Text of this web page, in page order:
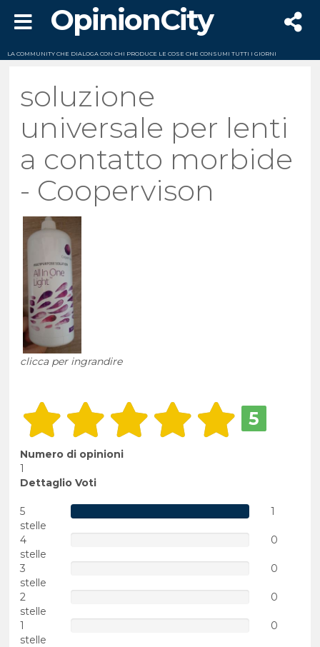
OpinionCity
LA COMMUNITY CHE DIALOGA CON CHI PRODUCE LE COSE CHE CONSUMI TUTTI I GIORNI
soluzione
universale per lenti
a contatto morbide
- Coopervison
clicca per ingrandire
5
Numero di opinioni
1
Dettaglio Voti
5
stelle
1
4
stelle
0
3
stelle
0
2
stelle
0
1
stelle
0